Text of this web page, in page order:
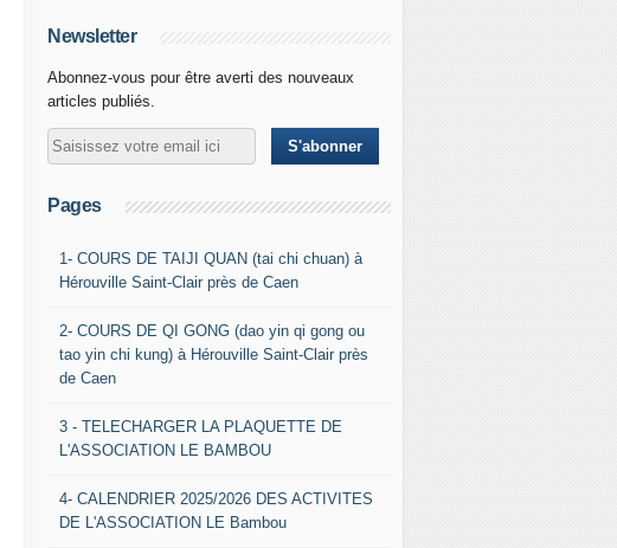
Newsletter
Abonnez-vous pour être averti des nouveaux
articles publiés.
Pages
1- COURS DE TAIJI QUAN (tai chi chuan) à
Hérouville Saint-Clair près de Caen
2- COURS DE QI GONG (dao yin qi gong ou
tao yin chi kung) à Hérouville Saint-Clair près
de Caen
3 - TELECHARGER LA PLAQUETTE DE
L'ASSOCIATION LE BAMBOU
4- CALENDRIER 2025/2026 DES ACTIVITES
DE L'ASSOCIATION LE Bambou